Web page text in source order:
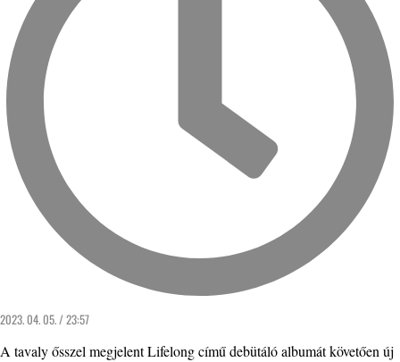
2023. 04. 05. / 23:57
A tavaly ősszel megjelent Lifelong című debütáló albumát követően új